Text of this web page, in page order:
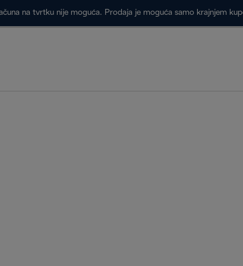
na tvrtku nije moguća. Prodaja je moguća samo krajnjem